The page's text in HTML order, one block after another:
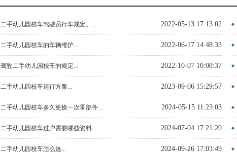
2022-05-13 17:13:02
二手幼儿园校车驾驶员行车规定。...
2022-06-17 14:48:33
二手幼儿园校车的车辆维护...
2022-10-07 10:08:37
驾驶二手幼儿园校车的规定...
2023-09-06 15:29:57
二手幼儿园校车运行方案...
2024-05-15 11:23:03
二手幼儿园校车多久更换一次零部件...
2024-07-04 17:21:20
二手幼儿园校车过户需要哪些资料...
2024-09-26 17:03:49
二手幼儿园校车怎么选...